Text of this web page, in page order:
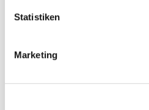
Statistiken
Marketing